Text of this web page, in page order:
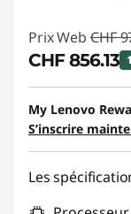
Prix Web CHF
CHF 856.13
Bons de
Code de
My Lenovo
S’inscrire
Les